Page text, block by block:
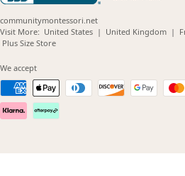
communitymontessori.net
Visit More: United States(opens
| United Kingdom |
Plus Size Store(opens
We accept